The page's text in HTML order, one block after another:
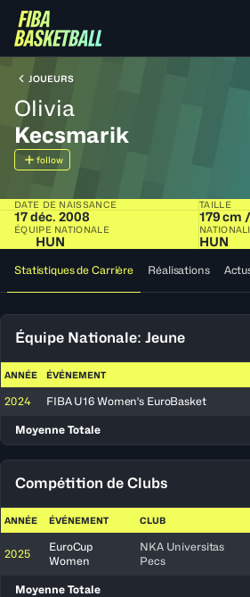
JOUEURS
Olivia
Kecsmarik
follow
DATE DE NAISSANCE
17 déc. 2008
TAILLE
179 cm
ÉQUIPE NATIONALE
HUN HUN
Statistiques de Carrière Réalisations
Équipe Nationale: Jeune
ANNÉE ÉVÉNEMENT
2024 FIBA U16 Women's EuroBasket
Moyenne Totale
Compétition de Clubs
ANNÉE ÉVÉNEMENT CLUB
2025
EuroCup
Women
NKA Universitas
Pecs
Moyenne Totale